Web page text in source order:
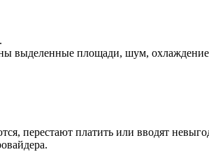
выделенные площади, шум,
перестают платить или вводят